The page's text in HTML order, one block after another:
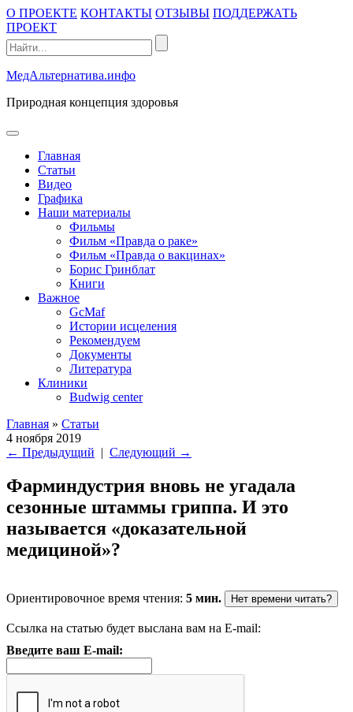
Промотать
к
содержимому
О ПРОЕКТЕ КОНТАКТЫ ОТЗЫВЫ ПОДДЕРЖАТЬ
ПРОЕКТ
МедАльтернатива.инфо
Природная концепция здоровья
открыть
Главная
Статьи
Видео
Графика
Наши материалы
Фильмы
Фильм «Правда о раке»
Фильм «Правда о вакцинах»
Борис Гринблат
Книги
Важное
GcMaf
Истории исцеления
Рекомендуем
Документы
Литература
Клиники
Budwig center
Главная » Статьи
4 ноября 2019
← Предыдущий | Следующий →
Фарминдустрия вновь не угадала
сезонные штаммы гриппа. И это
называется «доказательной
медициной»?
Ориентировочное время чтения: 5 мин. Нет времени читать?
Ссылка на статью будет выслана вам на E-mail:
Введите ваш E-mail: